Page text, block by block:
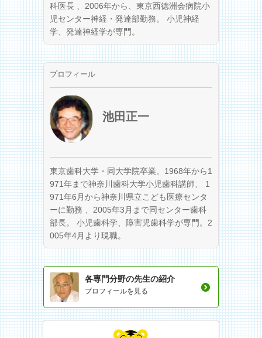
科医長 、2006年から、東京西徳洲会病院小
児センター神経・発達部勤務。 小児神経
学、発達神経学が専門。
プロフィール
池田正一
東京歯科大学・同大学院卒業。1968年から1
971年まで神奈川歯科大学小児歯科講師、 1
971年6月から神奈川県立こども医療センタ
ーに勤務 、2005年3月まで同センター歯科
部長。 小児歯科学、障害児歯科学が専門。2
005年4月より現職。
各専門分野の先生の紹介
プロフィールを見る